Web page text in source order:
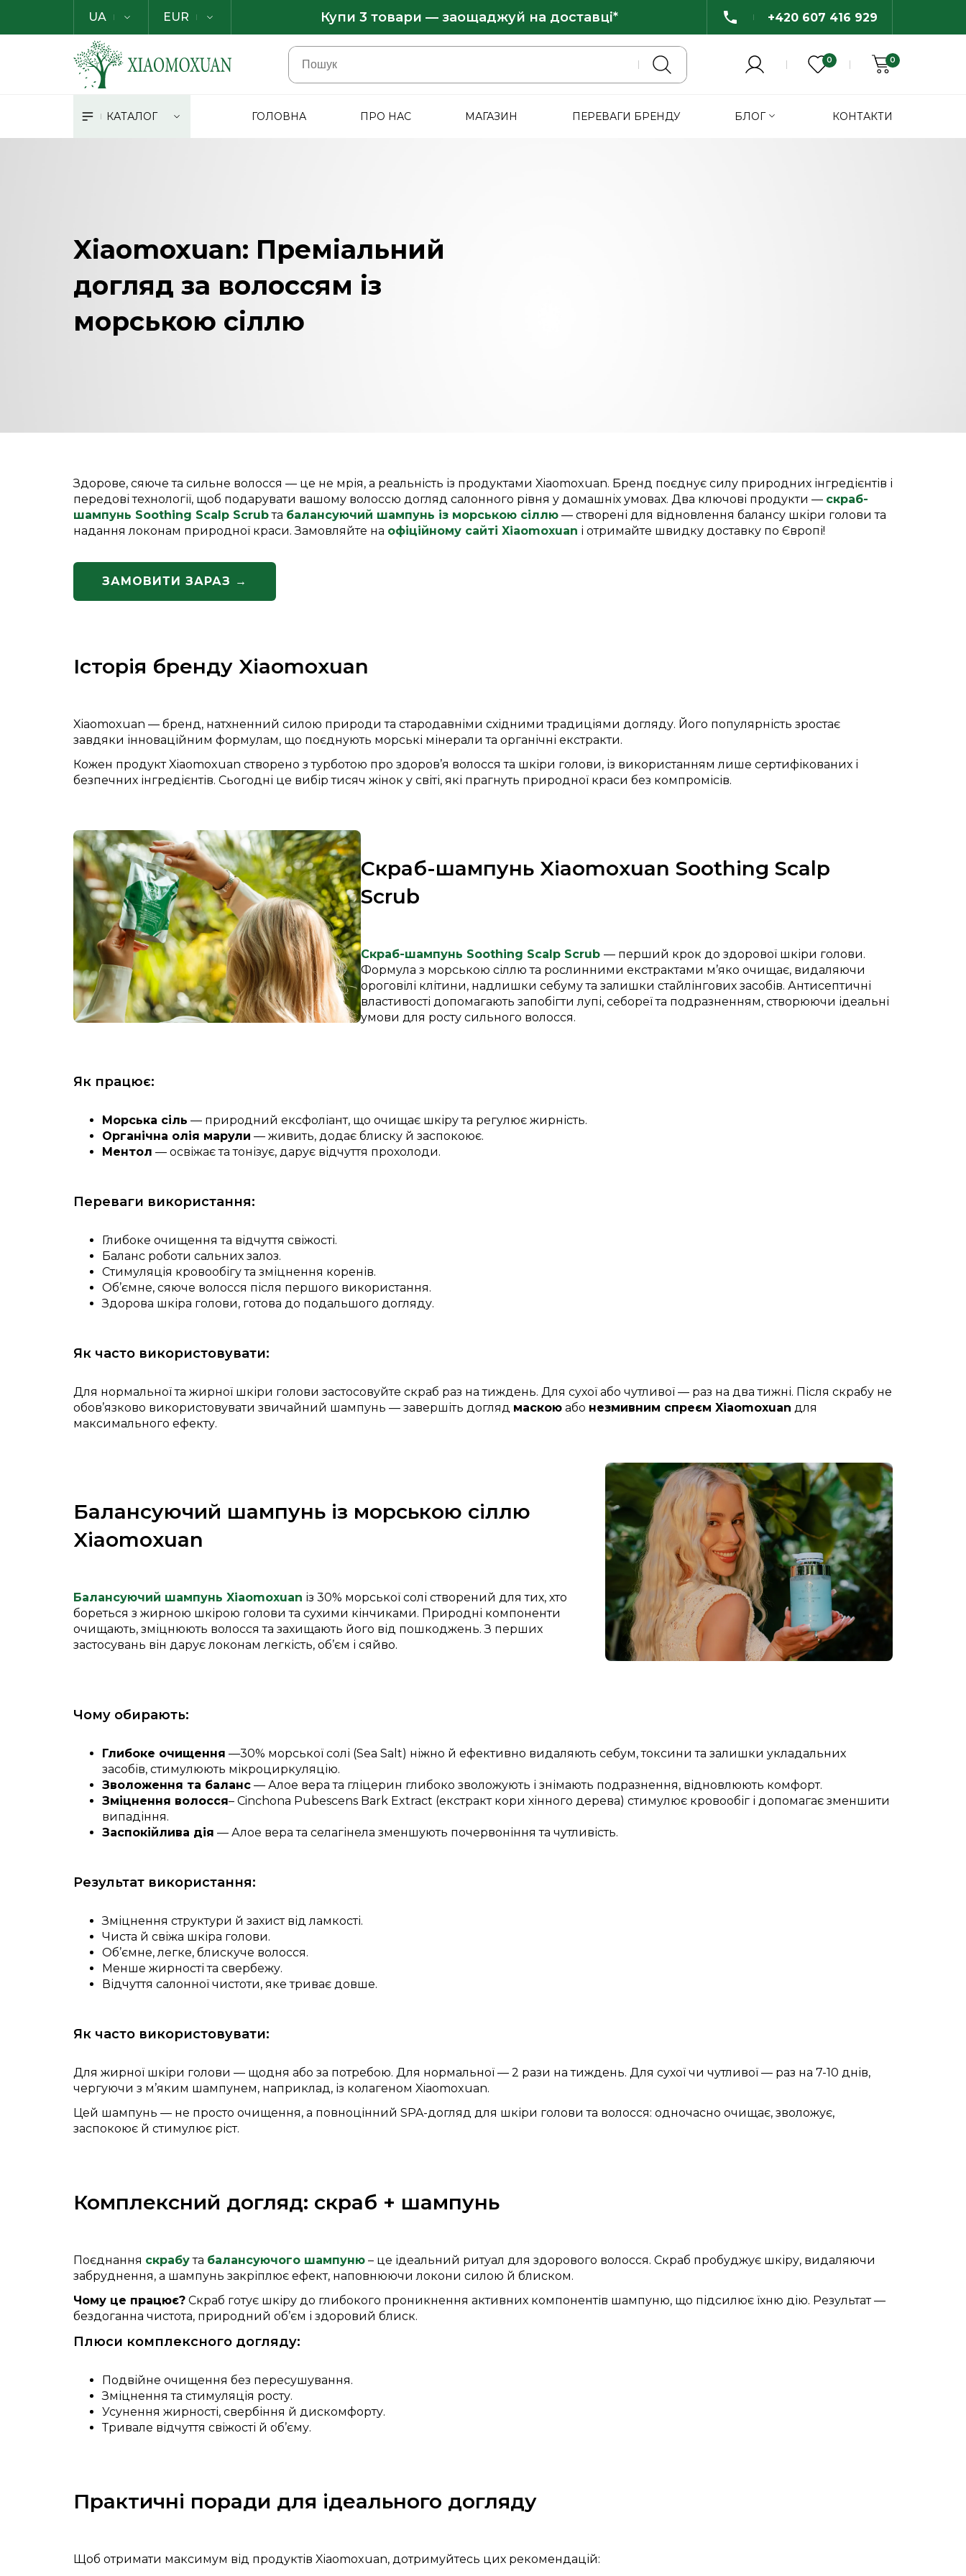
UA EUR Купи 3 товари — заощаджуй на доставці* +420 607 416 929
0 0
КАТАЛОГ ГОЛОВНА ПРО НАС МАГАЗИН ПЕРЕВАГИ БРЕНДУ БЛОГ КОНТАКТИ
Xiaomoxuan: Преміальний
догляд за волоссям із
морською сіллю
Здорове, сяюче та сильне волосся — це не мрія, а реальність із продуктами Xiaomoxuan. Бренд поєднує силу природних інгредієнтів і
передові технології, щоб подарувати вашому волоссю догляд салонного рівня у домашніх умовах. Два ключові продукти — скраб-
шампунь Soothing Scalp Scrubта балансуючий шампунь із морською сіллю — створені для відновлення балансу шкіри голови та
надання локонам природної краси. Замовляйте на офіційному сайті Xiaomoxuan і отримайте швидку доставку по Європі!
ЗАМОВИТИ ЗАРАЗ →
Історія бренду Xiaomoxuan
Xiaomoxuan — бренд, натхненний силою природи та стародавніми східними традиціями догляду. Його популярність зростає
завдяки інноваційним формулам, що поєднують морські мінерали та органічні екстракти.
Кожен продукт Xiaomoxuan створено з турботою про здоров’я волосся та шкіри голови, із використанням лише сертифікованих і
безпечних інгредієнтів. Сьогодні це вибір тисяч жінок у світі, які прагнуть природної краси без компромісів.
Скраб-шампунь Xiaomoxuan Soothing Scalp
Scrub
Скраб-шампунь Soothing Scalp Scrub — перший крок до здорової шкіри голови.
Формула з морською сіллю та рослинними екстрактами м’яко очищає, видаляючи
ороговілі клітини, надлишки себуму та залишки стайлінгових засобів. Антисептичні
властивості допомагають запобігти лупі, себореї та подразненням, створюючи ідеальні
умови для росту сильного волосся.
Як працює:
Морська сіль — природний ексфоліант, що очищає шкіру та регулює жирність.
Органічна олія марули — живить, додає блиску й заспокоює.
Ментол — освіжає та тонізує, дарує відчуття прохолоди.
Переваги використання:
Глибоке очищення та відчуття свіжості.
Баланс роботи сальних залоз.
Стимуляція кровообігу та зміцнення коренів.
Об’ємне, сяюче волосся після першого використання.
Здорова шкіра голови, готова до подальшого догляду.
Як часто використовувати:
Для нормальної та жирної шкіри голови застосовуйте скраб раз на тиждень. Для сухої або чутливої — раз на два тижні. Після скрабу не
обов’язково використовувати звичайний шампунь — завершіть догляд маскою або незмивним спреєм Xiaomoxuan для
максимального ефекту.
Балансуючий шампунь із морською сіллю
Xiaomoxuan
Балансуючий шампунь Xiaomoxuan із 30% морської солі створений для тих, хто
бореться з жирною шкірою голови та сухими кінчиками. Природні компоненти
очищають, зміцнюють волосся та захищають його від пошкоджень. З перших
застосувань він дарує локонам легкість, об’єм і сяйво.
Чому обирають:
Глибоке очищення —30% морської солі (Sea Salt) ніжно й ефективно видаляють себум, токсини та залишки укладальних
засобів, стимулюють мікроциркуляцію.
Зволоження та баланс — Алое вера та гліцерин глибоко зволожують і знімають подразнення, відновлюють комфорт.
Зміцнення волосся– Cinchona Pubescens Bark Extract (екстракт кори хінного дерева) стимулює кровообіг і допомагає зменшити
випадіння.
Заспокійлива дія — Алое вера та селагінела зменшують почервоніння та чутливість.
Результат використання:
Зміцнення структури й захист від ламкості.
Чиста й свіжа шкіра голови.
Об’ємне, легке, блискуче волосся.
Менше жирності та свербежу.
Відчуття салонної чистоти, яке триває довше.
Як часто використовувати:
Для жирної шкіри голови — щодня або за потребою. Для нормальної — 2 рази на тиждень. Для сухої чи чутливої — раз на 7-10 днів,
чергуючи з м’яким шампунем, наприклад, із колагеном Xiaomoxuan.
Цей шампунь — не просто очищення, а повноцінний SPA-догляд для шкіри голови та волосся: одночасно очищає, зволожує,
заспокоює й стимулює ріст.
Комплексний догляд: скраб + шампунь
Поєднання скрабута балансуючого шампуню – це ідеальний ритуал для здорового волосся. Скраб пробуджує шкіру, видаляючи
забруднення, а шампунь закріплює ефект, наповнюючи локони силою й блиском.
Чому це працює? Скраб готує шкіру до глибокого проникнення активних компонентів шампуню, що підсилює їхню дію. Результат —
бездоганна чистота, природний об’єм і здоровий блиск.
Плюси комплексного догляду:
Подвійне очищення без пересушування.
Зміцнення та стимуляція росту.
Усунення жирності, свербіння й дискомфорту.
Тривале відчуття свіжості й об’єму.
Практичні поради для ідеального догляду
Щоб отримати максимум від продуктів Xiaomoxuan, дотримуйтесь цих рекомендацій: